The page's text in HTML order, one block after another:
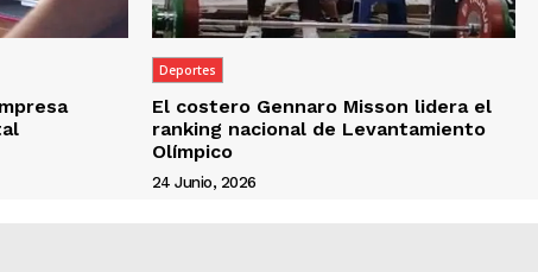
Deportes
El costero Gennaro Misson lidera el
ranking nacional de Levantamiento
Olímpico
24 Junio, 2026